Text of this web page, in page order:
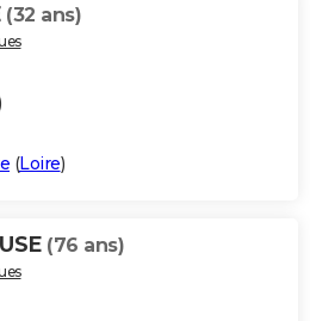
(32 ans)
(Loire)
(76 ans)